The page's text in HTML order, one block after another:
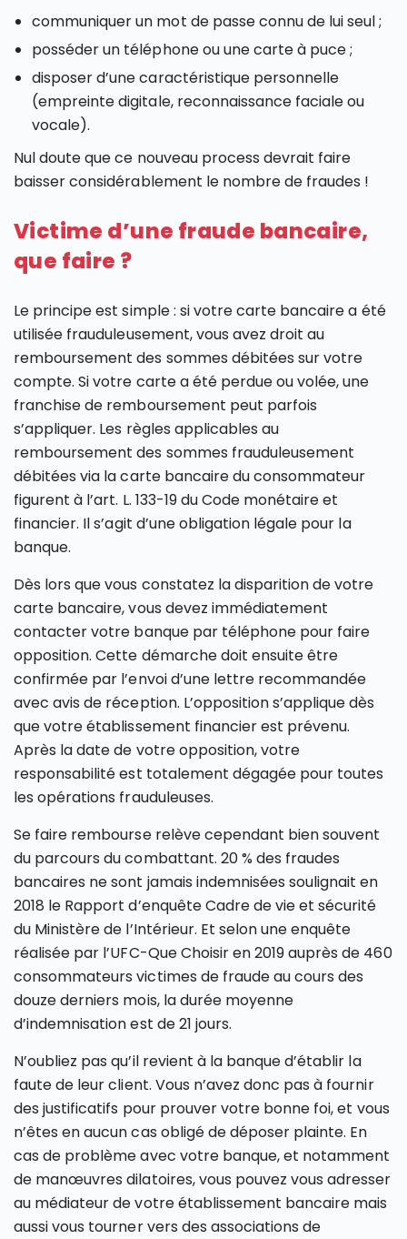
communiquer un mot de passe connu de lui seul ;
posséder un téléphone ou une carte à puce ;
disposer d’une caractéristique personnelle
(empreinte digitale, reconnaissance faciale ou
vocale).
Nul doute que ce nouveau process devrait faire
baisser considérablement le nombre de fraudes !
Victime d’une fraude bancaire,
que faire ?
Le principe est simple : si votre carte bancaire a été
utilisée frauduleusement, vous avez droit au
remboursement des sommes débitées sur votre
compte. Si votre carte a été perdue ou volée, une
franchise de remboursement peut parfois
s’appliquer. Les règles applicables au
remboursement des sommes frauduleusement
débitées via la carte bancaire du consommateur
figurent à l’art. L. 133-19 du Code monétaire et
financier. Il s’agit d’une obligation légale pour la
banque.
Dès lors que vous constatez la disparition de votre
carte bancaire, vous devez immédiatement
contacter votre banque par téléphone pour faire
opposition. Cette démarche doit ensuite être
confirmée par l’envoi d’une lettre recommandée
avec avis de réception. L’opposition s’applique dès
que votre établissement financier est prévenu.
Après la date de votre opposition, votre
responsabilité est totalement dégagée pour toutes
les opérations frauduleuses.
Se faire rembourse relève cependant bien souvent
du parcours du combattant. 20 % des fraudes
bancaires ne sont jamais indemnisées soulignait en
2018 le Rapport d’enquête Cadre de vie et sécurité
du Ministère de l’Intérieur. Et selon une enquête
réalisée par l’UFC-Que Choisir en 2019 auprès de 460
consommateurs victimes de fraude au cours des
douze derniers mois, la durée moyenne
d’indemnisation est de 21 jours.
N’oubliez pas qu’il revient à la banque d’établir la
faute de leur client. Vous n’avez donc pas à fournir
des justificatifs pour prouver votre bonne foi, et vous
n’êtes en aucun cas obligé de déposer plainte. En
cas de problème avec votre banque, et notamment
de manœuvres dilatoires, vous pouvez vous adresser
au médiateur de votre établissement bancaire mais
aussi vous tourner vers des associations de